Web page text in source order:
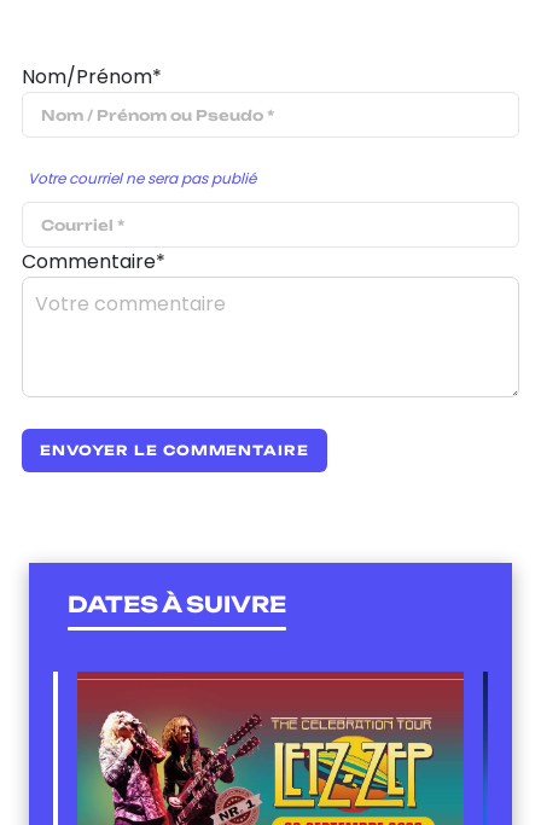
Nom/Prénom*
Votre courriel ne sera pas publié
Commentaire*
DATES À SUIVRE